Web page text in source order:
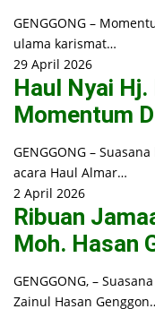
GENGGONG –
ulama karismat…
29 April 2026
Haul Nyai
Momentum
GENGGONG –
acara Haul Almar…
2 April 2026
Ribuan
Moh. Hasan
GENGGONG, –
Zainul Hasan